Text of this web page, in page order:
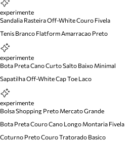
experimente
Sandalia Rasteira Off-White Couro Fivela
Tenis Branco Flatform Amarracao Preto
experimente
Bota Preta Cano Curto Salto Baixo Minimal
Sapatilha Off-White Cap Toe Laco
experimente
Bolsa Shopping Preto Mercato Grande
Bota Preta Couro Cano Longo Montaria Fivela
Coturno Preto Couro Tratorado Basico